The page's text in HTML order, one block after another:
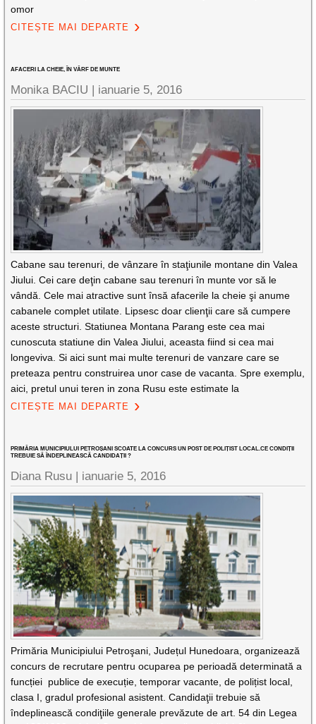
omor
CITEȘTE MAI DEPARTE
AFACERI LA CHEIE, ÎN VÂRF DE MUNTE
Monika BACIU | ianuarie 5, 2016
Cabane sau terenuri, de vânzare în staţiunile montane din Valea
Jiului. Cei care deţin cabane sau terenuri în munte vor să le
vândă. Cele mai atractive sunt însă afacerile la cheie şi anume
cabanele complet utilate. Lipsesc doar clienţii care să cumpere
aceste structuri. Statiunea Montana Parang este cea mai
cunoscuta statiune din Valea Jiului, aceasta fiind si cea mai
longeviva. Si aici sunt mai multe terenuri de vanzare care se
preteaza pentru construirea unor case de vacanta. Spre exemplu,
aici, pretul unui teren in zona Rusu este estimate la
CITEȘTE MAI DEPARTE
PRIMĂRIA MUNICIPIULUI PETROȘANI SCOATE LA CONCURS UN POST DE POLIȚIST LOCAL.CE CONDIȚII
TREBUIE SĂ ÎNDEPLINEASCĂ CANDIDAȚII ?
Diana Rusu | ianuarie 5, 2016
Primăria Municipiului Petroşani, Județul Hunedoara, organizează
concurs de recrutare pentru ocuparea pe perioadă determinată a
funcției publice de execuție, temporar vacante, de polițist local,
clasa I, gradul profesional asistent. Candidaţii trebuie să
îndeplinească condiţiile generale prevăzute de art. 54 din Legea